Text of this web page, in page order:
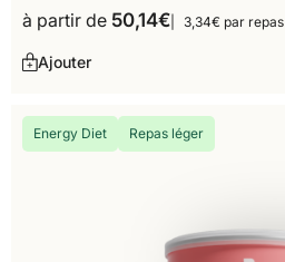
à partir de 50,14€ 3,34€ par repas
Ajouter
Energy Diet Repas léger